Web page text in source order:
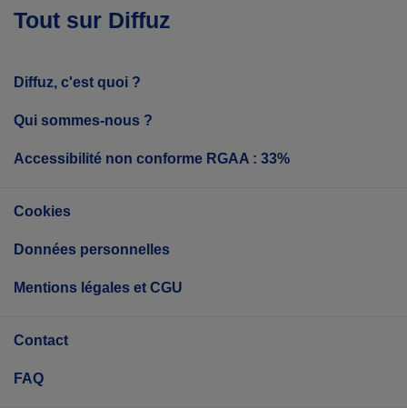
Tout sur Diffuz
Diffuz, c'est quoi ?
Qui sommes-nous ?
Accessibilité non conforme RGAA : 33%
Cookies
Données personnelles
Mentions légales et CGU
Contact
FAQ